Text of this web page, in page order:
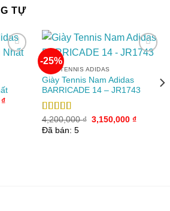
TỰ
wishlist
₫Giá
2,750,000 ₫.
-25%
Add to
wishlist
GIÀY TENNIS ADIDAS
Giày Tennis Nam Adidas
BARRICADE 14 – JR1743
Được xếp
hạng5.00
4,200,000₫ Giá
3,150,000 ₫Giá
Đã bán: 5